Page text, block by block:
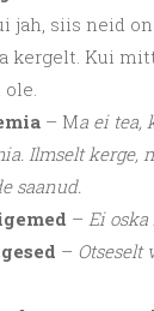
jah, siis neid
kergelt. Kui
– Ma ei tea,
Ilmselt kerge,
saanud.
– Ei
– Otseselt